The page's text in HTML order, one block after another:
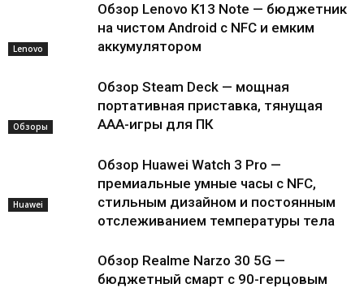
Lenovo
Обзор Lenovo K13 Note — бюджетник
на чистом Android с NFC и емким
аккумулятором
Обзоры
Обзор Steam Deck — мощная
портативная приставка, тянущая
AAA-игры для ПК
Huawei
Обзор Huawei Watch 3 Pro —
премиальные умные часы с NFC,
стильным дизайном и постоянным
отслеживанием температуры тела
Обзор Realme Narzo 30 5G —
бюджетный смарт с 90-герцовым